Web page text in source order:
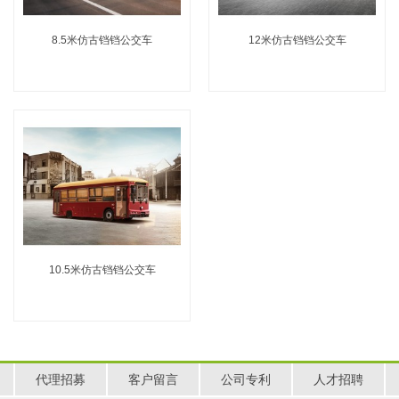
8.5米仿古铛铛公交车 12米仿古铛铛公交车
10.5米仿古铛铛公交车
代理招募 客户留言 公司专利 人才招聘